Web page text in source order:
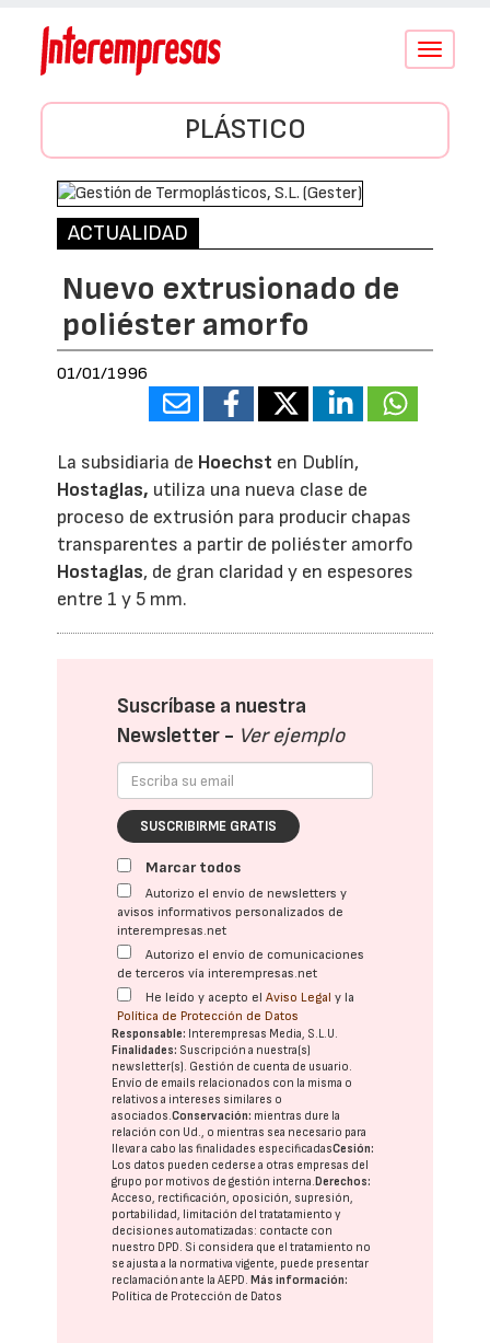
Conmutar
PLÁSTICO
ACTUALIDAD
Nuevo extrusionado de
poliéster amorfo
01/01/1996
La subsidiaria de Hoechst en Dublín,
Hostaglas, utiliza una nueva clase de
proceso de extrusión para producir chapas
transparentes a partir de poliéster amorfo
Hostaglas, de gran claridad y en espesores
entre 1 y 5 mm.
Suscríbase a nuestra
Newsletter - Ver ejemplo
SUSCRIBIRME GRATIS
Marcar todos
Autorizo el envío de newsletters y
avisos informativos personalizados de
interempresas.net
Autorizo el envío de comunicaciones
de terceros vía interempresas.net
He leído y acepto elAviso Legal y la
Política de Protección de Datos
Responsable: Interempresas Media, S.L.U.
Finalidades: Suscripción a nuestra(s)
newsletter(s). Gestión de cuenta de usuario.
Envío de emails relacionados con la misma o
relativos a intereses similares o
asociados.Conservación: mientras dure la
relación con Ud., o mientras sea necesario para
llevar a cabo las finalidades especificadasCesión:
Los datos pueden cederse a otras empresas del
grupo por motivos de gestión interna. Derechos:
Acceso, rectificación, oposición, supresión,
portabilidad, limitación del tratatamiento y
decisiones automatizadas: contacte con
nuestro DPD. Si considera que el tratamiento no
se ajusta a la normativa vigente, puede presentar
reclamación ante laAEPD. Más información:
Política de Protección de Datos